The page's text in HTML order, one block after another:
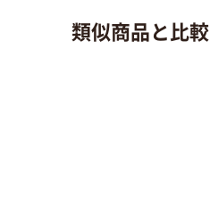
類似商品と比較